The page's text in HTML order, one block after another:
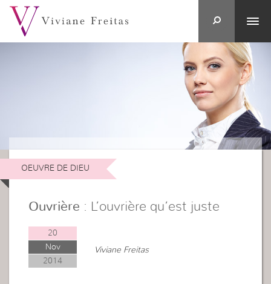
OEUVRE DE DIEU
Ouvrière : L’ouvrière qu’est juste
20
Nov
2014
Viviane Freitas